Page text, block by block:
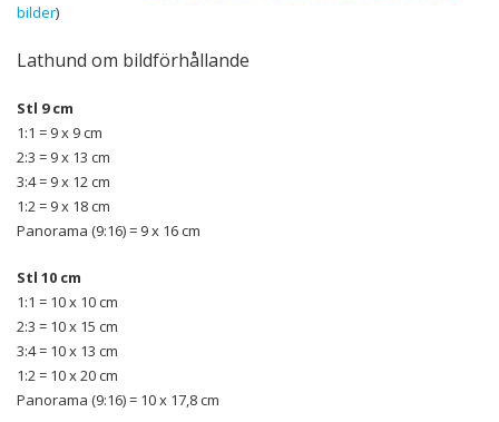
bilder)
Lathund om bildförhållande
Stl 9 cm
1:1 = 9 x 9 cm
2:3 = 9 x 13 cm
3:4 = 9 x 12 cm
1:2 = 9 x 18 cm
Panorama (9:16) = 9 x 16 cm
Stl 10 cm
1:1 = 10 x 10 cm
2:3 = 10 x 15 cm
3:4 = 10 x 13 cm
1:2 = 10 x 20 cm
Panorama (9:16) = 10 x 17,8 cm